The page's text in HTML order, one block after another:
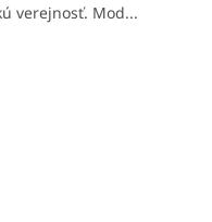
verejnosť. Mod...